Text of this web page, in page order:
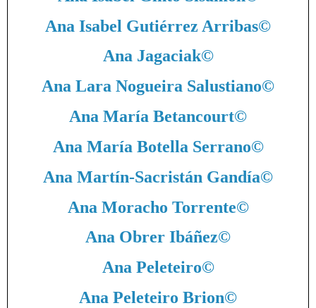
Ana Isabel Gutiérrez Arribas©
Ana Jagaciak©
Ana Lara Nogueira Salustiano©
Ana María Betancourt©
Ana María Botella Serrano©
Ana Martín-Sacristán Gandía©
Ana Moracho Torrente©
Ana Obrer Ibáñez©
Ana Peleteiro©
Ana Peleteiro Brion©